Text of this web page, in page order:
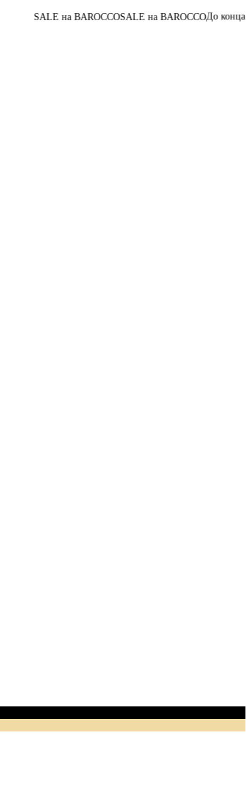
на BAROCCOSALE на BAROCCOДо конца акции05: